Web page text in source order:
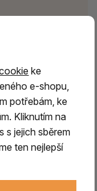
ke
e-shopu,
potřebám, ke
Kliknutím na
s jejich sběrem
ten nejlepší